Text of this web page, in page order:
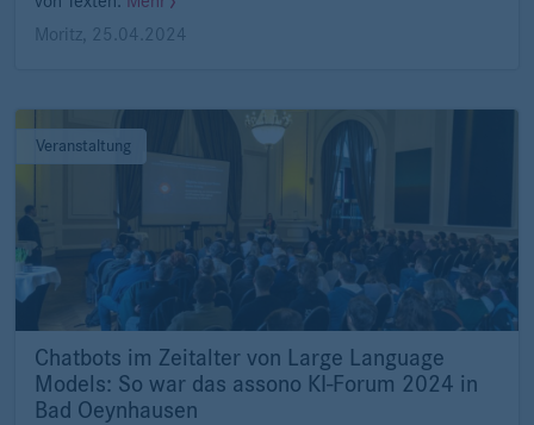
Moritz, 25.04.2024
Veranstaltung
Chatbots im Zeitalter von Large Language
Models: So war das assono KI-Forum 2024 in
Bad Oeynhausen